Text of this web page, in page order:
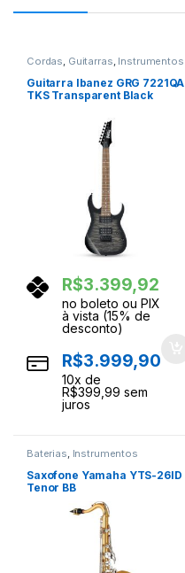
Cordas, Guitarras, Instrumentos
Musicais
Guitarra Ibanez GRG 7221QA
TKS Transparent Black
R$3.399,92
no boleto ou PIX
à vista (15% de
desconto)
R$3.999,90
10x de
R$399,99 sem
juros
Baterias Instrumentos
Musicais
Saxofone Yamaha YTS-26ID
Tenor BB